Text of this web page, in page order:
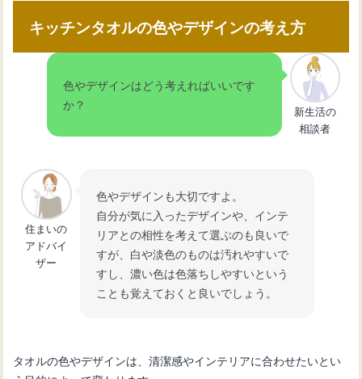
キッチンタオルの色やデザインの考え方
色やデザインはどう考えればいいです
か？
新生活の
相談者
住まいの
アドバイ
ザー
色やデザインも大切ですよ。
自分が気に入ったデザインや、インテ
リアとの相性を考えて選ぶのも良いで
すが、白や淡色のものは汚れやすいで
すし、濃い色は色落ちしやすいという
ことも覚えておくと良いでしょう。
タオルの色やデザインは、清潔感やインテリアに合わせたいとい